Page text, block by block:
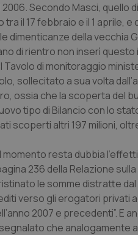
Secondo Masci, quello
il 17 febbraio e il 1 aprile, e
dimenticanze della vecchia
di rientro non inserì
di monitoraggio
sollecitato a sua volta
ossia che la scoperta del
tipo di Bilancio con lo
scoperti altri 197 milioni,
resta dubbia
236 della Relazione
le somme distratte
verso gli erogatori privati
2007 e precedenti”. E
che analogamente